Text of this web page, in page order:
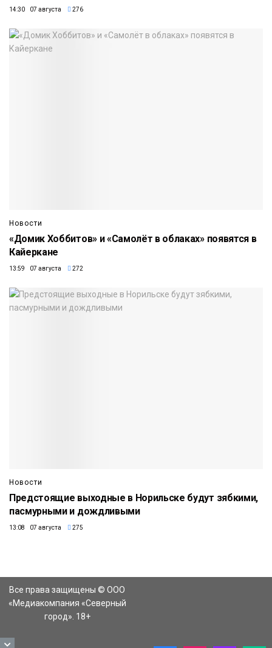
14:30 07 августа 276
Новости
«Домик Хоббитов» и «Самолёт в облаках» появятся в
Кайеркане
13:59 07 августа 272
Новости
Предстоящие выходные в Норильске будут зябкими,
пасмурными и дождливыми
13:08 07 августа 275
Все права защищены © ООО
«Медиакомпания «Северный
город». 18+